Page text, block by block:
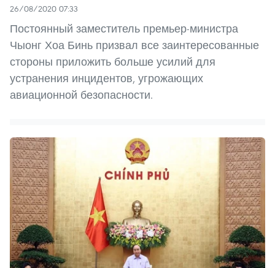
26/08/2020 07:33
Постоянный заместитель премьер-министра
Чыонг Хоа Бинь призвал все заинтересованные
стороны приложить больше усилий для
устранения инцидентов, угрожающих
авиационной безопасности.